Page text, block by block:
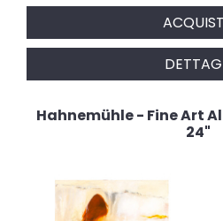
Hahnemühle - Fine Art
24"